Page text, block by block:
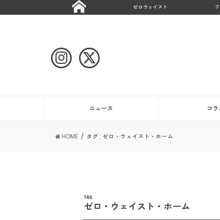
ゼロウェイスト
ニュース コ
HOME タグ : ゼロ・ウェイスト・ホーム
TAG
ゼロ・ウェイスト・ホーム